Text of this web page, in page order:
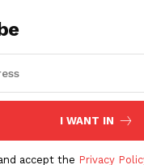
I WANT IN
accept the Privacy